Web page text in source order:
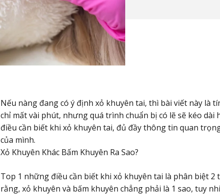
Nếu nàng đang có ý định xỏ khuyên tai, thì bài viết này là
chỉ mất vài phút, nhưng quá trình chuẩn bị có lẽ sẽ kéo
điều cần biết khi xỏ khuyên tai, đủ đầy thông tin quan
của mình.
Xỏ Khuyên Khác Bấm Khuyên Ra Sao?
Top 1 những điều cần biết khi xỏ khuyên tai là phân biệt
rằng, xỏ khuyên và bấm khuyên chẳng phải là 1 sao, tuy